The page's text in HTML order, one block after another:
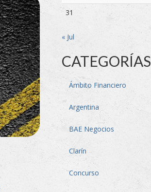
31
« Jul
CATEGORÍAS
Ámbito Financiero
Argentina
BAE Negocios
Clarín
Concurso